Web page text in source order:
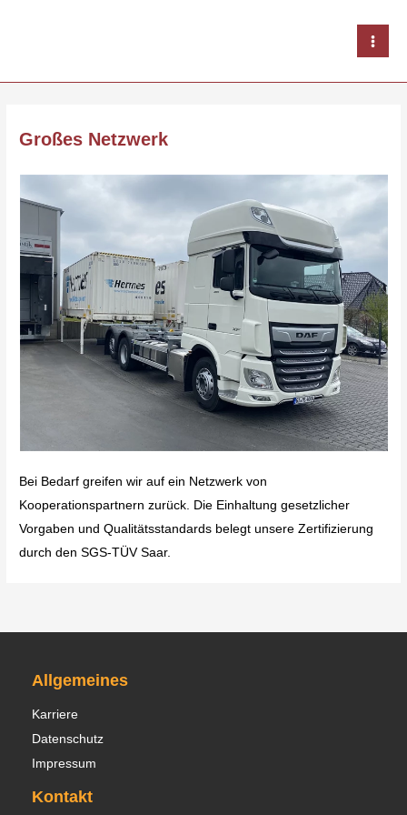
Großes Netzwerk
Bei Bedarf greifen wir auf ein Netzwerk von
Kooperationspartnern zurück. Die Einhaltung gesetzlicher
Vorgaben und Qualitätsstandards belegt unsere Zertifizierung
durch den SGS-TÜV Saar.
Allgemeines
Karriere
Datenschutz
Impressum
Kontakt